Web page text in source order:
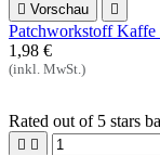
 Vorschau 
Patchworkstoff Kaffe
1,98 €
(inkl. MwSt.)
Rated out of 5 stars
 